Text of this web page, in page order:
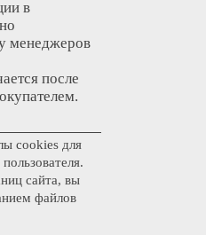
в
менеджеров
после
cookies для
сайта, вы
файлов